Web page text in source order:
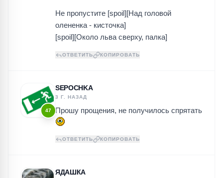
Не пропустите [spoil][Над головой
олененка - кисточка]
[spoil][Около льва сверху, палка]
ОТВЕТИТЬ КОПИРОВАТЬ
47
SEPOCHKA
3 Г. НАЗАД
Прошу прощения, не получилось спрятать
ОТВЕТИТЬ КОПИРОВАТЬ
ЯДАШКА